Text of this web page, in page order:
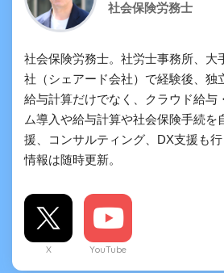
社会保険労務士
社会保険労務士。社労士事務所、大
社（シェアード会社）で経験後、独
給与計算だけでなく、クラウド給与
ム導入や給与計算や社会保険手続を
援、コンサルティング、DX支援も
情報は随時更新。
X YouTube